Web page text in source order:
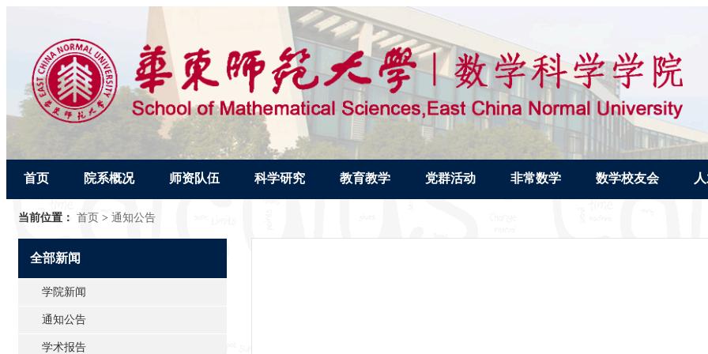
首页 院系概况 师资队伍 科学研究 教育教学 党群活动 非常数学 数学校友会
当前位置： 首页 > 通知公告
全部新闻
学院新闻
通知公告
学术报告